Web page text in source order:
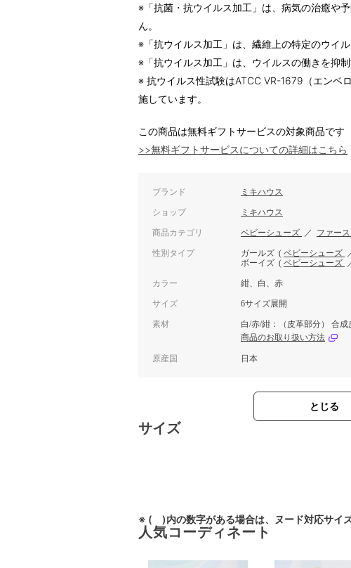
※「抗菌・抗ウイルス加工」は、病気の治癒や
ん。
※「抗ウイルス加工」は、繊維上の特定のウイル
※「抗ウイルス加工」は、ウイルスの働きを抑制
※ 抗ウイルス性試験はATCC VR-1679（エン
施しています。
この商品は無料ギフトサービスの対象商品です
>>無料ギフトサービスについての詳細はこちら
ブランド ミキハウス
ショップ ミキハウス
商品カテゴリ ベビーシューズ ／ ファー
性別タイプ ガールズ ( ベビーシューズ
ボーイズ ( ベビーシューズ
カラー 紺、白、赤
サイズ 6サイズ展開
素材
白/赤/紺：（皮革部分） 合
商品のお取り扱い方法
原産国 日本
とじる
サイズ
※ ( )内の数字がある場合は、ヌード対応サイ
人気コーディネート